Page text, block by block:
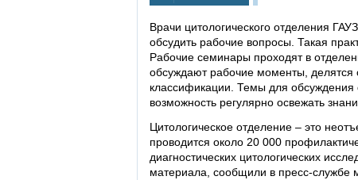
Врачи цитологического отделения
обсудить рабочие вопросы. Такая
Рабочие семинары проходят в
обсуждают рабочие моменты,
классификации. Темы для
возможность регулярно освежать
Цитологическое отделение – это
проводится около 20 000
диагностических цитологических
материала, сообщили в пресс-службе